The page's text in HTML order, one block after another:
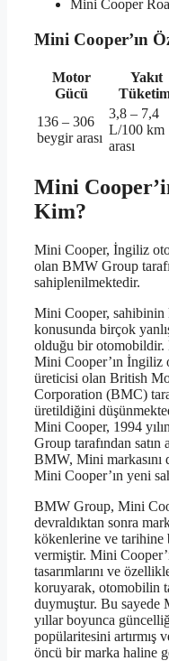
Mini Cooper
Mini Cooper’ın
Motor
Gücü
Yakıt
136 – 306
beygir arası
3,8 – 7,4
L/100 km
arası
Mini
Kim?
Mini Cooper, İngiliz
olan BMW Group
sahiplenilmektedir.
Mini Cooper, sahibinin
konusunda birçok
olduğu bir otomobildir.
Mini Cooper’ın İngiliz
üreticisi olan British
Corporation (BMC)
üretildiğini
Mini Cooper, 1994
Group tarafından satın
BMW, Mini markasını
Mini Cooper’ın yeni
BMW Group, Mini
devraldıktan sonra
kökenlerine ve tarihine
vermiştir. Mini
tasarımlarını ve
koruyarak, otomobilin
duymuştur. Bu sayede
yıllar boyunca
popülaritesini artırmış
öncü bir marka haline